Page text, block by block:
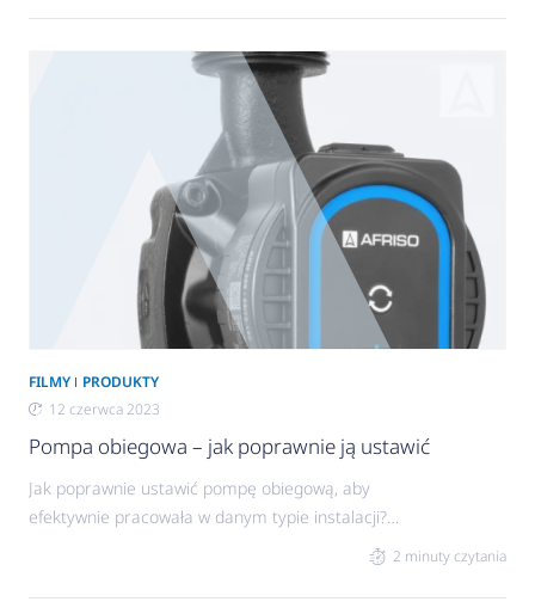
norm oraz doskonałych usług wspierających
instalatorów na miejscu ich pracy. Powstanie
efektywnego, niezawodnego i skutecznego
produktu to dopiero początek drogi.
Towarzyszymy instalatorom w hurtowniach,
sklepach i na szkoleniach. Spotkacie nas na
kanale AFRISO na YouTube. Gdzie od 8
FILMY
PRODUKTY
12 czerwca 2023
Pompa obiegowa – jak poprawnie ją ustawić
Jak poprawnie ustawić pompę obiegową, aby
efektywnie pracowała w danym typie instalacji?
wielu instalacji. Jej dobór i odpowiednie ustawienie
2 minuty czytania